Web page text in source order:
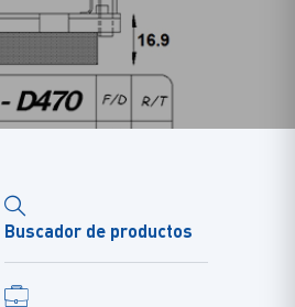
Buscador de productos